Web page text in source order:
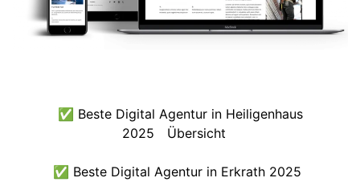
✅ Beste Digital Agentur in Heiligenhaus
2025
Übersicht
✅ Beste Digital Agentur in Erkrath 2025